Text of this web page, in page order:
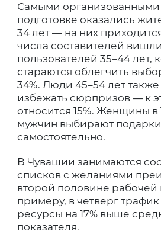
Самыми организованными
подготовке оказались
34 лет — на них
числа составителей
пользователей 35–44 лет,
стараются облегчить
34%. Люди 45–54 лет также
избежать сюрпризов — к
относится 15%. Женщины в
мужчин выбирают подарки
самостоятельно.
В Чувашии занимаются
списков с желаниями
второй половине рабочей
примеру, в четверг трафик
ресурсы на 17% выше
показателя.